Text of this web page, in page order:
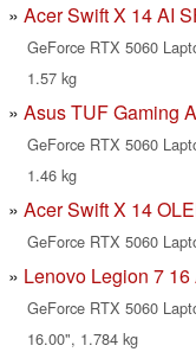
Acer Swift X 14 AI
GeForce RTX 5060
1.57 kg
Asus TUF Gaming
GeForce RTX 5060
1.46 kg
Acer Swift X 14
GeForce RTX 5060
Lenovo Legion 7
GeForce RTX 5060
16.00", 1.784 kg